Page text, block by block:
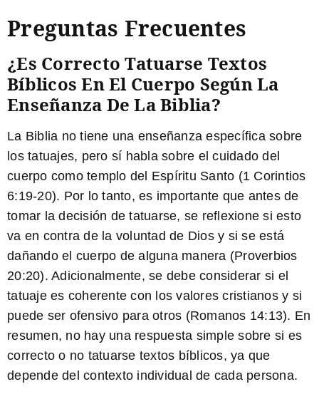
Preguntas Frecuentes
¿Es Correcto Tatuarse Textos
Bíblicos En El Cuerpo Según La
Enseñanza De La Biblia?
La Biblia no tiene una enseñanza específica sobre
los tatuajes, pero sí habla sobre el cuidado del
cuerpo como templo del Espíritu Santo (1 Corintios
6:19-20). Por lo tanto, es importante que antes de
tomar la decisión de tatuarse, se reflexione si esto
va en contra de la voluntad de Dios y si se está
dañando el cuerpo de alguna manera (Proverbios
20:20). Adicionalmente, se debe considerar si el
tatuaje es coherente con los valores cristianos y si
puede ser ofensivo para otros (Romanos 14:13). En
resumen, no hay una respuesta simple sobre si es
correcto o no tatuarse textos bíblicos, ya que
depende del contexto individual de cada persona.